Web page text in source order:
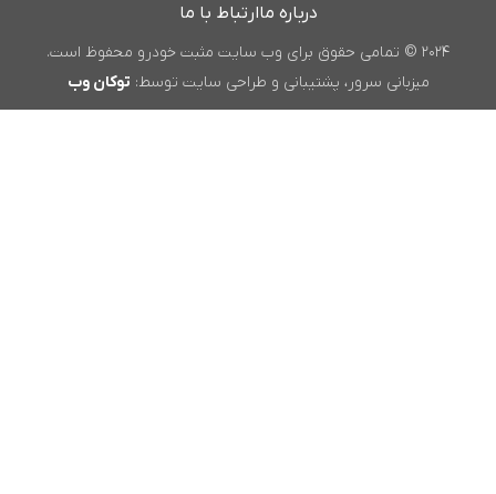
درباره ماارتباط با ما
۲۰۲۴ © تمامی حقوق برای وب سایت مثبت خودرو محفوظ است.
میزبانی سرور، پشتیبانی و طراحی سایت توسط: توکان وب